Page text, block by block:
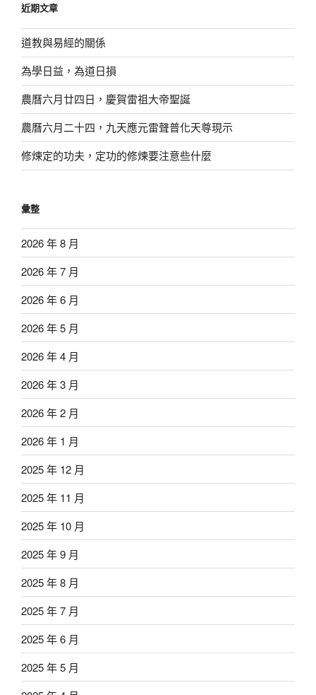
字:
近期文章
道教與易經的關係
為學日益，為道日損
農曆六月廿四日，慶賀雷祖大帝聖誕
農曆六月二十四，九天應元雷聲普化天尊現示
修煉定的功夫，定功的修煉要注意些什麼
彙整
2026 年 8 月
2026 年 7 月
2026 年 6 月
2026 年 5 月
2026 年 4 月
2026 年 3 月
2026 年 2 月
2026 年 1 月
2025 年 12 月
2025 年 11 月
2025 年 10 月
2025 年 9 月
2025 年 8 月
2025 年 7 月
2025 年 6 月
2025 年 5 月